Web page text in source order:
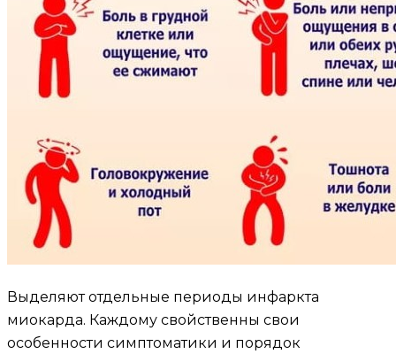
Выделяют отдельные периоды инфаркта
миокарда. Каждому свойственны свои
особенности симптоматики и порядок